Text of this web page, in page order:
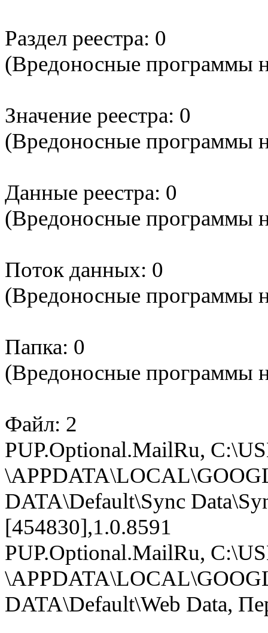
Раздел реестра: 0
(Вредоносные программы
Значение реестра: 0
(Вредоносные программы
Данные реестра: 0
(Вредоносные программы
Поток данных: 0
(Вредоносные программы
Папка: 0
(Вредоносные программы
Файл: 2
PUP.Optional.MailRu,
DATA\Default\Sync
[454830],1.0.8591
PUP.Optional.MailRu,
DATA\Default\Web Data,